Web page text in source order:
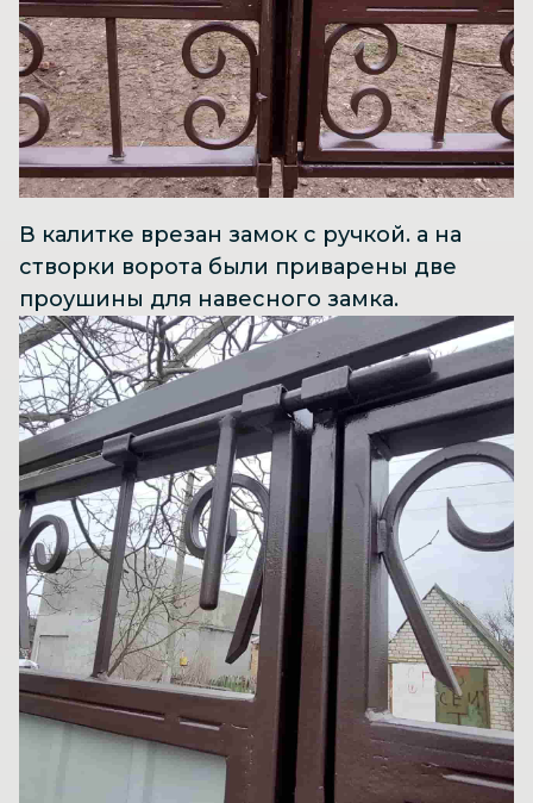
В калитке врезан замок с ручкой. а на
створки ворота были приварены две
проушины для навесного замка.